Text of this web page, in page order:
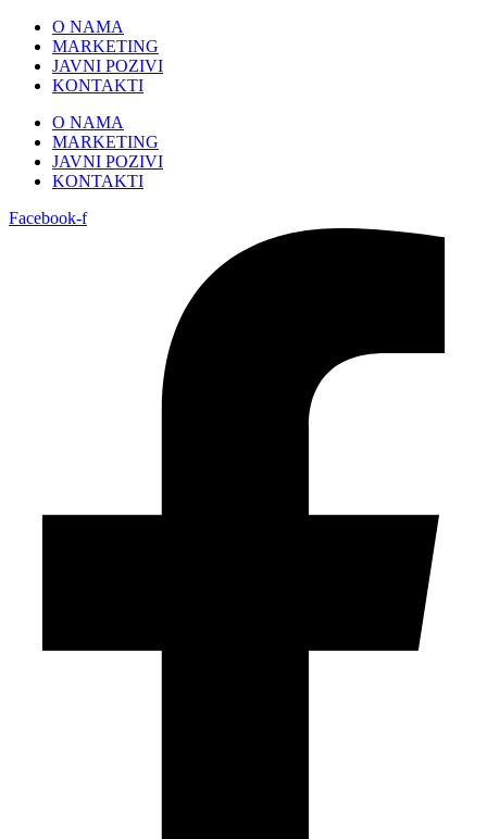
Skip
content
O NAMA
MARKETING
JAVNI POZIVI
KONTAKTI
O NAMA
MARKETING
JAVNI POZIVI
KONTAKTI
Facebook-f